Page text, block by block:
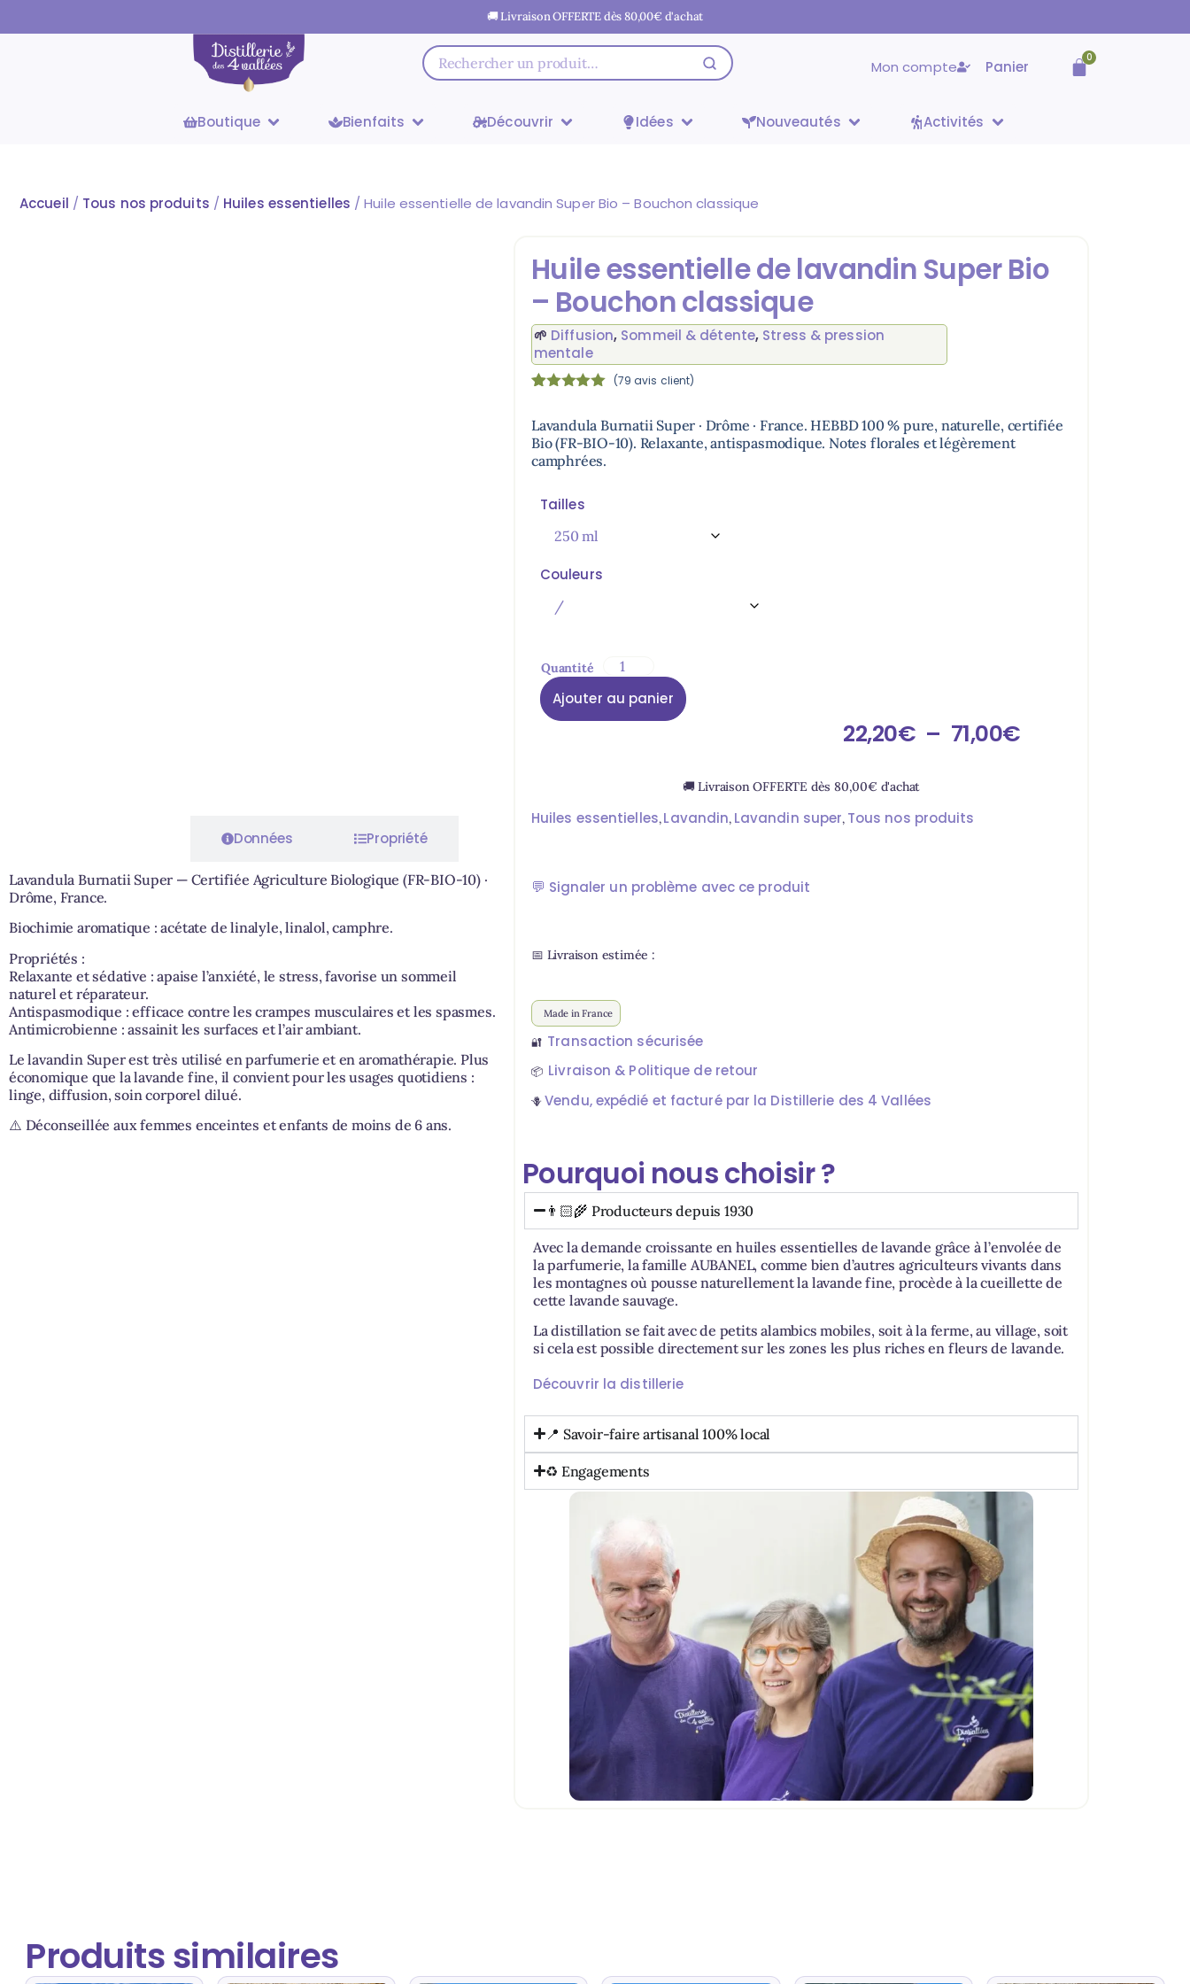
🚚 Livraison OFFERTE dès 80,00€d'achat
Mon compte Panier
0
Boutique Bienfaits Découvrir Idées Nouveautés Activités
Accueil / Tous nos produits / Huiles essentielles / Huile essentielle de lavandin Super Bio – Bouchon classique
Données Propriété
Lavandula Burnatii Super — Certifiée Agriculture Biologique (FR-BIO-10) ·
Drôme, France.
Biochimie aromatique : acétate de linalyle, linalol, camphre.
Propriétés :
Relaxante et sédative : apaise l’anxiété, le stress, favorise un sommeil
naturel et réparateur.
Antispasmodique : efficace contre les crampes musculaires et les spasmes.
Antimicrobienne : assainit les surfaces et l’air ambiant.
Le lavandin Super est très utilisé en parfumerie et en aromathérapie. Plus
économique que la lavande fine, il convient pour les usages quotidiens :
linge, diffusion, soin corporel dilué.
⚠️ Déconseillée aux femmes enceintes et enfants de moins de 6 ans.
Huile essentielle de lavandin Super Bio
– Bouchon classique
🌱 Diffusion, Sommeil & détente, Stress & pression
mentale
basé sur
notations
client
(79 avis client)
Lavandula Burnatii Super · Drôme · France. HEBBD 100 % pure, naturelle, certifiée
Bio (FR-BIO-10). Relaxante, antispasmodique. Notes florales et légèrement
camphrées.
Tailles
Couleurs
Ajouter au panier
22,20€ – 71,00€
🚚 Livraison OFFERTE dès 80,00€ d'achat
Huiles essentielles,Lavandin, Lavandin super, Tous nos produits
💬 Signaler un problème avec ce produit
📅 Livraison estimée :
Made in France
🔐 Transaction sécurisée
📦 Livraison & Politique de retour
🪻Vendu, expédié et facturé par la Distillerie des 4 Vallées
Pourquoi nous choisir ?
👨🏻‍🌾 Producteurs depuis 1930
Avec la demande croissante en huiles essentielles de lavande grâce à l’envolée de
la parfumerie, la famille AUBANEL, comme bien d’autres agriculteurs vivants dans
les montagnes où pousse naturellement la lavande fine, procède à la cueillette de
cette lavande sauvage.
La distillation se fait avec de petits alambics mobiles, soit à la ferme, au village, soit
si cela est possible directement sur les zones les plus riches en fleurs de lavande.
Découvrir la distillerie
📍 Savoir-faire artisanal 100% local
♻️ Engagements
Produits similaires